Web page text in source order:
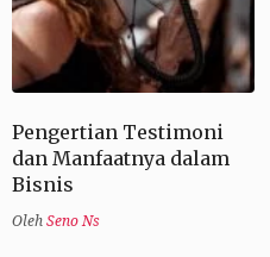
Pengertian Testimoni
dan Manfaatnya dalam
Bisnis
Oleh Seno Ns